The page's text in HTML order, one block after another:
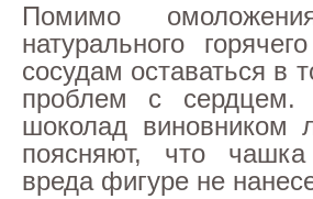
Помимо
натурального
сосудам оставаться в
проблем с сердцем.
шоколад виновником
поясняют, что чашка
вреда фигуре не